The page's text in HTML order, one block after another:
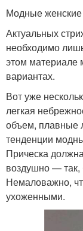
Модные женские
Актуальных
необходимо
этом
вариантах.
Вот уже
легкая
объем, плавные
тенденции
Прическа
воздушно — так,
Немаловажно,
ухоженными.